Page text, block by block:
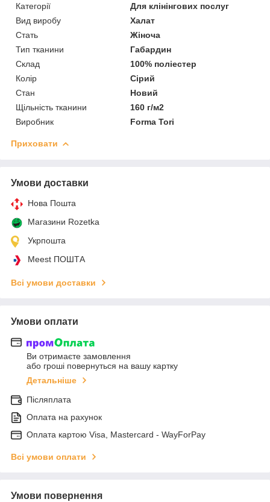
Категорії
Для клінінгових послуг
Вид виробу
Халат
Стать
Жіноча
Тип тканини
Габардин
Склад
100% поліестер
Колір
Сірий
Стан
Новий
Щільність тканини
160 г/м2
Виробник
Forma Tori
Приховати
Умови доставки
Нова Пошта
Магазини Rozetka
Укрпошта
Meest ПОШТА
Всі умови доставки
Умови оплати
Ви отримаєте замовлення
або гроші повернуться на вашу картку
Детальніше
Післяплата
Оплата на рахунок
Оплата картою Visa, Mastercard - WayForPay
Всі умови оплати
Умови повернення